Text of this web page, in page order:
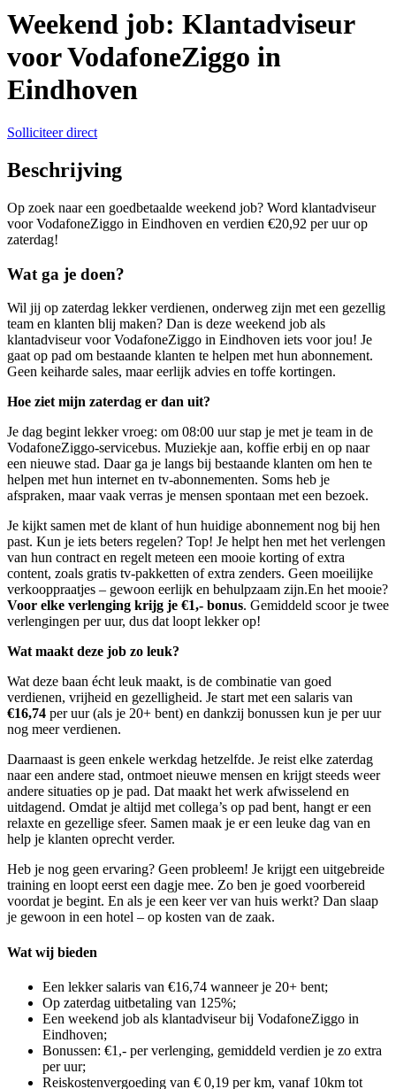
Weekend job: Klantadviseur
voor VodafoneZiggo in
Eindhoven
Solliciteer direct
Beschrijving
Op zoek naar een goedbetaalde weekend job? Word klantadviseur
voor VodafoneZiggo in Eindhoven en verdien €20,92 per uur op
zaterdag!
Wat ga je doen?
Wil jij op zaterdag lekker verdienen, onderweg zijn met een gezellig
team en klanten blij maken? Dan is deze weekend job als
klantadviseur voor VodafoneZiggo in Eindhoven iets voor jou! Je
gaat op pad om bestaande klanten te helpen met hun abonnement.
Geen keiharde sales, maar eerlijk advies en toffe kortingen.
Hoe ziet mijn zaterdag er dan uit?
Je dag begint lekker vroeg: om 08:00 uur stap je met je team in de
VodafoneZiggo-servicebus. Muziekje aan, koffie erbij en op naar
een nieuwe stad. Daar ga je langs bij bestaande klanten om hen te
helpen met hun internet en tv-abonnementen. Soms heb je
afspraken, maar vaak verras je mensen spontaan met een bezoek.
Je kijkt samen met de klant of hun huidige abonnement nog bij hen
past. Kun je iets beters regelen? Top! Je helpt hen met het verlengen
van hun contract en regelt meteen een mooie korting of extra
content, zoals gratis tv-pakketten of extra zenders. Geen moeilijke
verkooppraatjes – gewoon eerlijk en behulpzaam zijn.En het mooie?
Voor elke verlenging krijg je €1,- bonus. Gemiddeld scoor je twee
verlengingen per uur, dus dat loopt lekker op!
Wat maakt deze job zo leuk?
Wat deze baan écht leuk maakt, is de combinatie van goed
verdienen, vrijheid en gezelligheid. Je start met een salaris van
€16,74 per uur (als je 20+ bent) en dankzij bonussen kun je per uur
nog meer verdienen.
Daarnaast is geen enkele werkdag hetzelfde. Je reist elke zaterdag
naar een andere stad, ontmoet nieuwe mensen en krijgt steeds weer
andere situaties op je pad. Dat maakt het werk afwisselend en
uitdagend. Omdat je altijd met collega’s op pad bent, hangt er een
relaxte en gezellige sfeer. Samen maak je er een leuke dag van en
help je klanten oprecht verder.
Heb je nog geen ervaring? Geen probleem! Je krijgt een uitgebreide
training en loopt eerst een dagje mee. Zo ben je goed voorbereid
voordat je begint. En als je een keer ver van huis werkt? Dan slaap
je gewoon in een hotel – op kosten van de zaak.
Wat wij bieden
Een lekker salaris van €16,74 wanneer je 20+ bent;
Op zaterdag uitbetaling van 125%;
Een weekend job als klantadviseur bij VodafoneZiggo in
Eindhoven;
Bonussen: €1,- per verlenging, gemiddeld verdien je zo extra
per uur;
Reiskostenvergoeding van € 0,19 per km, vanaf 10km tot